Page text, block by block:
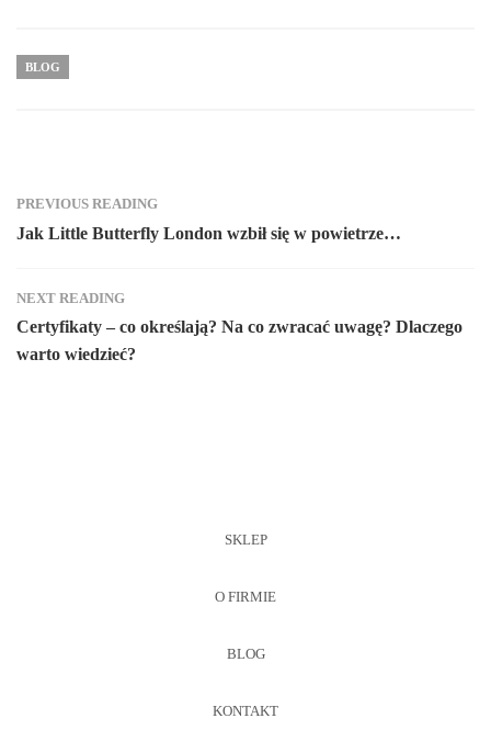
BLOG
PREVIOUS READING
Jak Little Butterfly London wzbił się w powietrze…
NEXT READING
Certyfikaty – co określają? Na co zwracać uwagę? Dlaczego
warto wiedzieć?
SKLEP
O FIRMIE
BLOG
KONTAKT